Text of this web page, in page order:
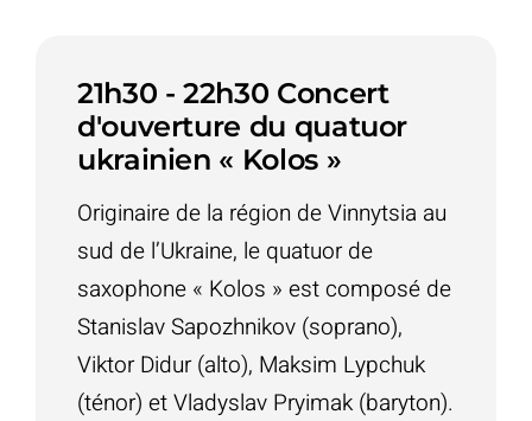
21h30 - 22h30 Concert
d'ouverture du quatuor
ukrainien « Kolos »
Originaire de la région de Vinnytsia au
sud de l’Ukraine, le quatuor de
saxophone « Kolos » est composé de
Stanislav Sapozhnikov (soprano),
Viktor Didur (alto), Maksim Lypchuk
(ténor) et Vladyslav Pryimak (baryton).